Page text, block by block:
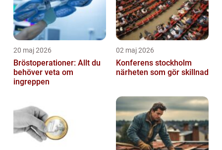
20 maj 2026
Bröstoperationer: Allt du
behöver veta om
ingreppen
02 maj 2026
Konferens stockholm
närheten som gör skillnad